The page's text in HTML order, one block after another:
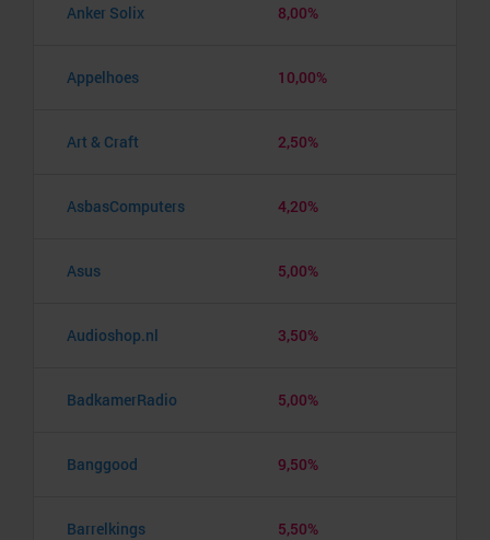
Anker Solix 8,00%
Appelhoes 10,00%
Art & Craft 2,50%
AsbasComputers 4,20%
Asus 5,00%
Audioshop.nl 3,50%
BadkamerRadio 5,00%
Banggood 9,50%
Barrelkings 5,50%